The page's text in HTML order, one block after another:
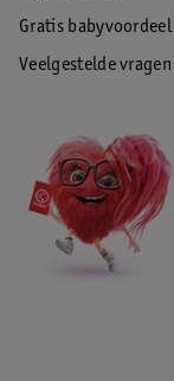
Gratis babyvoordeel
Veelgestelde vragen